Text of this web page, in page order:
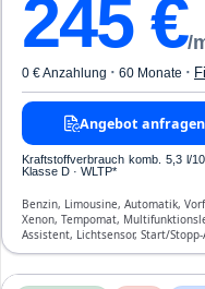
245€/
0 € Anzahlung · 60 Monate ·
Angebot anfragen
Kraftstoffverbrauch komb. 5,3 l/
Klasse D · WLTP*
Benzin, Limousine, Automatik,
Xenon, Tempomat,
Assistent, Lichtsensor, Start/
Verkehrszeichen-Erkennung, ESP,